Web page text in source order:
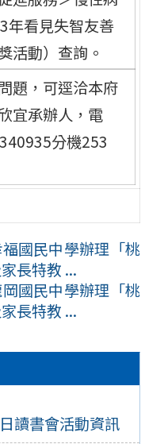
讀書會活動資訊
年看見失智友善
活動）查詢。
題，可逕洽本府
宜承辦人，電
分機253
國民中學辦理「桃
長特教 ...
國民中學辦理「桃
長特教 ...